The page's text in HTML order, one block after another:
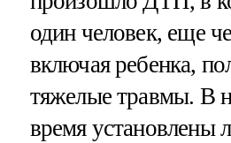
один человек, еще
включая ребенка,
тяжелые травмы. В
время установлены